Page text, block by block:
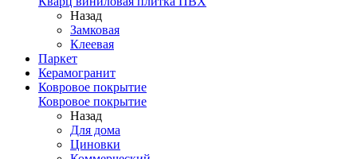
Назад
Замковая
Клеевая
Паркет
Керамогранит
Ковровое покрытие
Ковровое покрытие
Назад
Для дома
Циновки